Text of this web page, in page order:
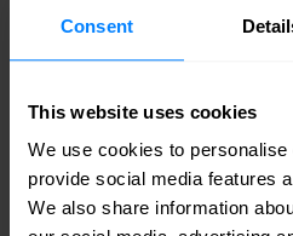
Consent
This website uses cookies
We use cookies to
provide social media features
We also share information
deux milliards de
autres transactions
millions de
Protection